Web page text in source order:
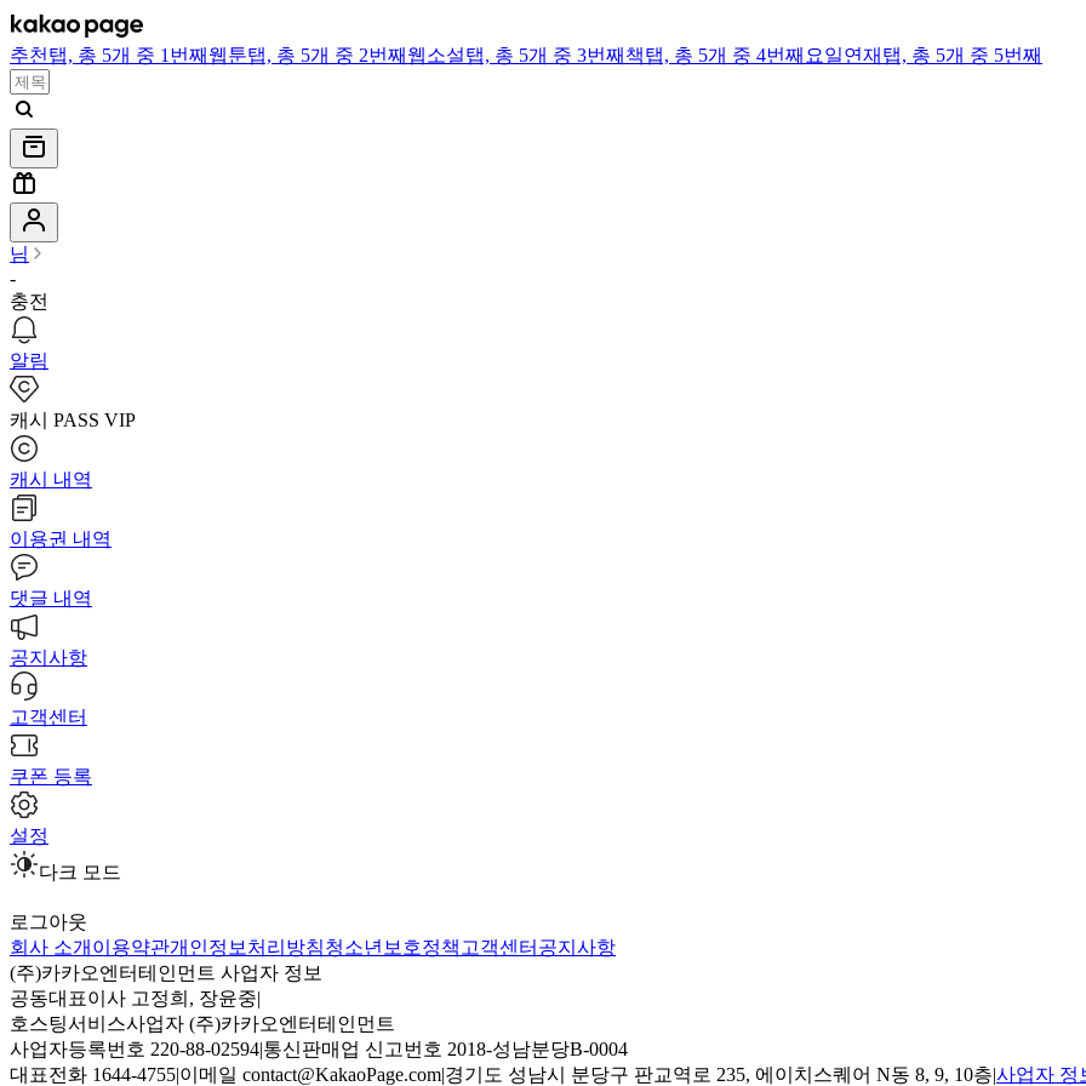
추천 탭, 총 5개 중 1번째 웹툰탭, 총 5개 중 2번째 웹소설탭, 총 5개 중 3번째 책탭, 총 5개 중 4번째 요일연재 탭, 총 5개 중 5번째
님
-
충전
알림
캐시 PASS VIP
캐시 내역
이용권 내역
댓글 내역
공지사항
고객센터
쿠폰 등록
설정
다크 모드
로그아웃
회사 소개 이용약관개인정보처리방침청소년보호정책 고객센터 공지사항
(주)카카오엔터테인먼트 사업자 정보
공동대표이사 고정희, 장윤중|
호스팅서비스사업자 (주)카카오엔터테인먼트
사업자등록번호 220-88-02594|통신판매업 신고번호 2018-성남분당B-0004
대표전화 1644-4755|이메일 contact@KakaoPage.com|경기도 성남시 분당구 판교역로 235, 에이치스퀘어 N동 8, 9, 10층|사업자 정